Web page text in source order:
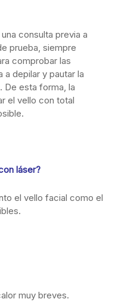
consulta previa a
prueba, siempre
comprobar las
a depilar y pautar la
De esta forma, la
el vello con total
láser?
el vello facial como el
muy breves.